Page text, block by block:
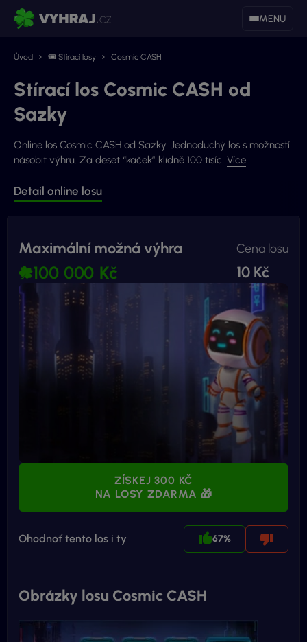
MENU
Úvod 🎟 Stírací losy Cosmic CASH
Stírací los Cosmic CASH od
Sazky
Online los Cosmic CASH od Sazky. Jednoduchý los s možností
násobit výhru. Za deset “kaček” klidně 100 tisíc. Více
Detail online losu
Maximální možná výhra
100 000 Kč
Cena losu
10 Kč
ZÍSKEJ 300 KČ
NA LOSY ZDARMA 🎁
Ohodnoť tento los i ty 67%
Obrázky losu Cosmic CASH